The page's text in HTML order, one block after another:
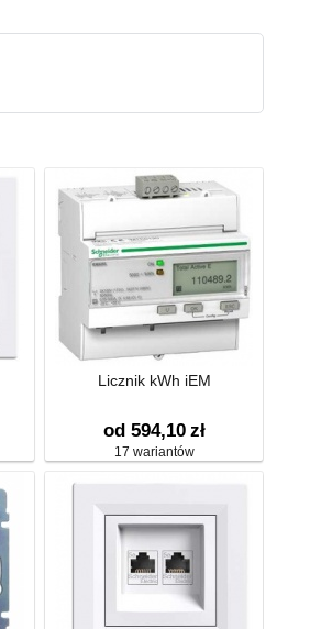
Licznik kWh iEM
od 594,10 zł
17 wariantów